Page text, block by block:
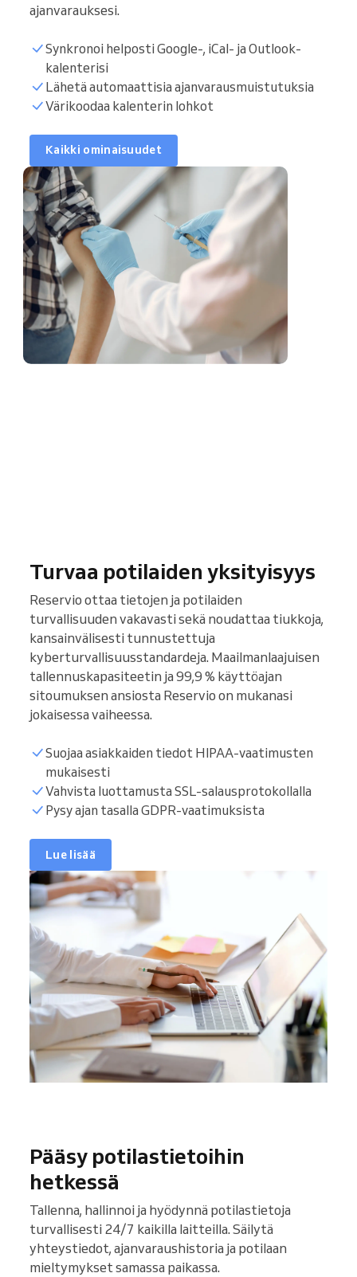
ajanvarauksesi.
Synkronoi helposti Google-, iCal- ja Outlook-
kalenterisi
Lähetä automaattisia ajanvarausmuistutuksia
Värikoodaa kalenterin lohkot
Kaikki ominaisuudet
Turvaa potilaiden yksityisyys
Reservio ottaa tietojen ja potilaiden
turvallisuuden vakavasti sekä noudattaa tiukkoja,
kansainvälisesti tunnustettuja
kyberturvallisuusstandardeja. Maailmanlaajuisen
tallennuskapasiteetin ja 99,9 % käyttöajan
sitoumuksen ansiosta Reservio on mukanasi
jokaisessa vaiheessa.
Suojaa asiakkaiden tiedot HIPAA-vaatimusten
mukaisesti
Vahvista luottamusta SSL-salausprotokollalla
Pysy ajan tasalla GDPR-vaatimuksista
Lue lisää
Pääsy potilastietoihin
hetkessä
Tallenna, hallinnoi ja hyödynnä potilastietoja
turvallisesti 24/7 kaikilla laitteilla. Säilytä
yhteystiedot, ajanvaraushistoria ja potilaan
mieltymykset samassa paikassa.